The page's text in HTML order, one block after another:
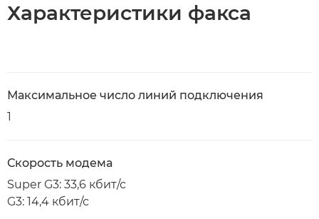
Характеристики факса
Максимальное число линий подключения
1
Скорость модема
Super G3: 33,6 кбит/с
G3: 14,4 кбит/с